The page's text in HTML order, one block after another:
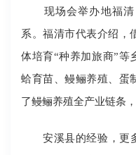
现场会举办地福清
系。福清市代表介绍，
体培育“种养加旅商”等
蛤育苗、鳗鲡养殖、蛋
了鳗鲡养殖全产业链条
安溪县的经验，更多